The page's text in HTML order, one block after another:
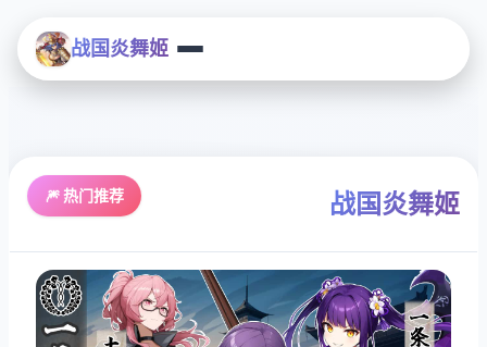
战国炎舞姬
🎆 热门推荐 战国炎舞姬